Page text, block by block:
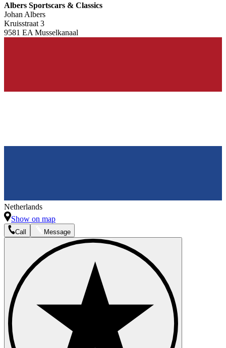
Albers Sportscars & Classics
Johan Albers
Kruisstraat 3
9581 EA Musselkanaal
Netherlands
Show on map
Call Message